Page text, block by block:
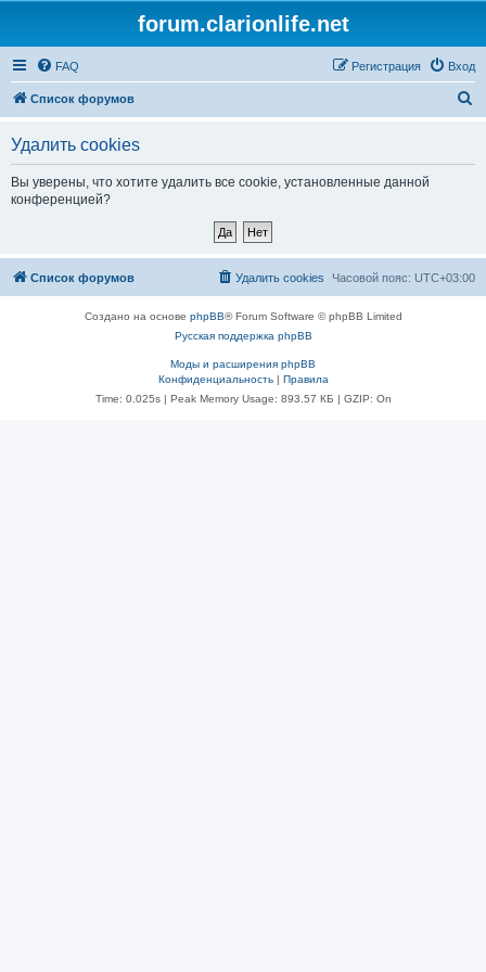
forum.clarionlife.net
FAQ Вход
Регистрация
Список форумов
Удалить cookies
Вы уверены, что хотите удалить все cookie, установленные данной
конференцией?
Список форумов Часовой пояс: UTC+03:00
Удалить cookies
Создано на основе phpBB® Forum Software © phpBB Limited
Русская поддержка phpBB
Моды и расширения phpBB
Конфиденциальность| Правила
Time: 0.025s| Peak Memory Usage: 893.57 КБ | GZIP: On